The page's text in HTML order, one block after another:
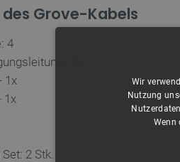
Grove-Kabels
4
- 2x
1x
1x
2 Stk.
Wir
Nutzung
Wenn